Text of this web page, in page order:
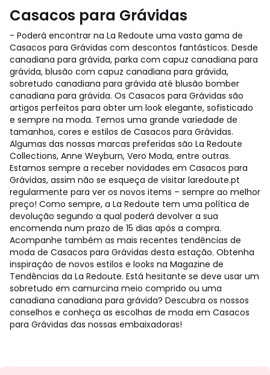
Casacos para Grávidas
- Poderá encontrar na La Redoute uma vasta gama de
Casacos para Grávidas com descontos fantásticos. Desde
canadiana para grávida, parka com capuz canadiana para
grávida, blusão com capuz canadiana para grávida,
sobretudo canadiana para grávida até blusão bomber
canadiana para grávida. Os Casacos para Grávidas são
artigos perfeitos para obter um look elegante, sofisticado
e sempre na moda. Temos uma grande variedade de
tamanhos, cores e estilos de Casacos para Grávidas.
Algumas das nossas marcas preferidas são La Redoute
Collections, Anne Weyburn, Vero Moda, entre outras.
Estamos sempre a receber novidades em Casacos para
Grávidas, assim não se esqueça de visitar laredoute.pt
regularmente para ver os novos items – sempre ao melhor
preço! Como sempre, a La Redoute tem uma política de
devolução segundo a qual poderá devolver a sua
encomenda num prazo de 15 dias após a compra.
Acompanhe também as mais recentes tendências de
moda de Casacos para Grávidas desta estação. Obtenha
inspiração de novos estilos e looks na Magazine de
Tendências da La Redoute. Está hesitante se deve usar um
sobretudo em camurcina meio comprido ou uma
canadiana canadiana para grávida? Descubra os nossos
conselhos e conheça as escolhas de moda em Casacos
para Grávidas das nossas embaixadoras!